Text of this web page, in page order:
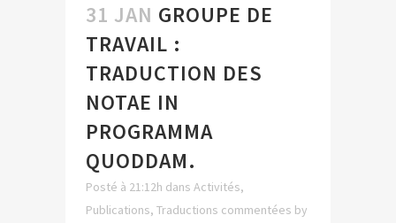
31 JAN GROUPE DE
TRAVAIL :
TRADUCTION DES
NOTAE IN
PROGRAMMA
QUODDAM.
Posté à 21:12h dans Activités,
Publications, Traductions commentées by